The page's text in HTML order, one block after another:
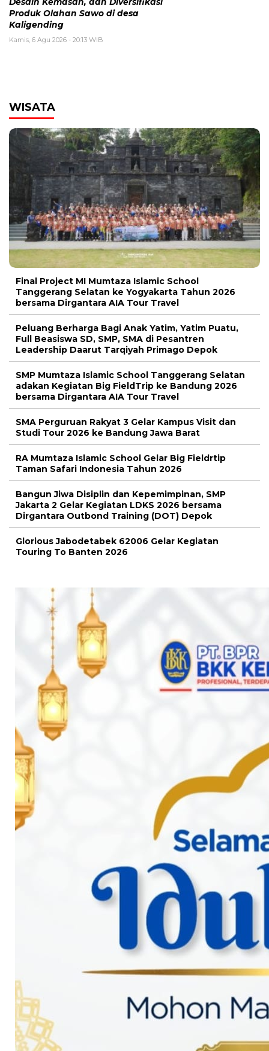
Produk Olahan Sawo di desa
Kaligending
Kamis, 6 Agu 2026 - 20:13 WIB
WISATA
Final Project MI Mumtaza Islamic School
Tanggerang Selatan ke Yogyakarta Tahun 2026
bersama Dirgantara AIA Tour Travel
Peluang Berharga Bagi Anak Yatim, Yatim Puatu,
Full Beasiswa SD, SMP, SMA di Pesantren
Leadership Daarut Tarqiyah Primago Depok
SMP Mumtaza Islamic School Tanggerang Selatan
adakan Kegiatan Big FieldTrip ke Bandung 2026
bersama Dirgantara AIA Tour Travel
SMA Perguruan Rakyat 3 Gelar Kampus Visit dan
Studi Tour 2026 ke Bandung Jawa Barat
RA Mumtaza Islamic School Gelar Big Fieldrtip
Taman Safari Indonesia Tahun 2026
Bangun Jiwa Disiplin dan Kepemimpinan, SMP
Jakarta 2 Gelar Kegiatan LDKS 2026 bersama
Dirgantara Outbond Training (DOT) Depok
Glorious Jabodetabek 62006 Gelar Kegiatan
Touring To Banten 2026